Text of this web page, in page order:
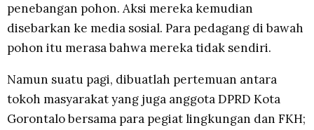
penebangan pohon. Aksi mereka kemudian
disebarkan ke media sosial. Para pedagang di bawah
pohon itu merasa bahwa mereka tidak sendiri.
Namun suatu pagi, dibuatlah pertemuan antara
tokoh masyarakat yang juga anggota DPRD Kota
Gorontalo bersama para pegiat lingkungan dan FKH;